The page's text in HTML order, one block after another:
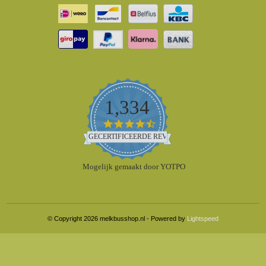
1,334
4.5
star
rating
GECERTIFICEERDE REVIEWS
Mogelijk gemaakt door YOTPO
© Copyright 2026 melkbusshop.nl - Powered by Lightspeed